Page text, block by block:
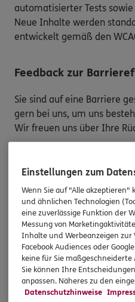
automatisierter Tests
Neue Inhalte werden
entwickelt gemäß den
Feedback zur
Sie sind auf eine Barriere
gern bei uns, um uns
Wir freuen uns über Ihre
Bitte teilen Sie mit,
eine Barriere
den Link aus der
Schicken Sie denLink
Hinweis auf den Text
Schwierigkeiten
Bitte senden Sie an
Anmerkungen zum
Einstellungen zum
Wenn Sie auf "Alle akzeptieren"
und ähnlichen Technologien
eine zuverlässige Funktion der
Messung von
Inhalte und Werbeanzeigen zur
Facebook Audiences oder
keine für Sie
Sie können Ihre
anpassen. Näheres zu den
Datenschutzhinweise